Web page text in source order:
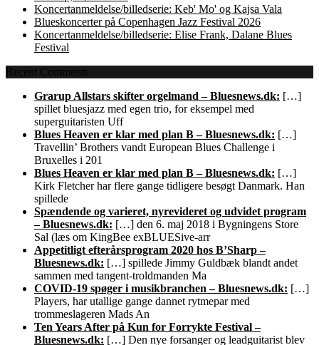
Koncertanmeldelse/billedserie: Keb' Mo' og Kajsa Vala
Blueskoncerter på Copenhagen Jazz Festival 2026
Koncertanmeldelse/billedserie: Elise Frank, Dalane Blues
Festival
Recent Comments
Grarup Allstars skifter orgelmand – Bluesnews.dk: […]
spillet bluesjazz med egen trio, for eksempel med
superguitaristen Uff
Blues Heaven er klar med plan B – Bluesnews.dk: […]
Travellin’ Brothers vandt European Blues Challenge i
Bruxelles i 201
Blues Heaven er klar med plan B – Bluesnews.dk: […]
Kirk Fletcher har flere gange tidligere besøgt Danmark. Han
spillede
Spændende og varieret, nyrevideret og udvidet program
– Bluesnews.dk: […] den 6. maj 2018 i Bygningens Store
Sal (læs om KingBee exBLUESive-arr
Appetitligt efterårsprogram 2020 hos B’Sharp –
Bluesnews.dk: […] spillede Jimmy Guldbæk blandt andet
sammen med tangent-troldmanden Ma
COVID-19 spøger i musikbranchen – Bluesnews.dk: […]
Players, har utallige gange dannet rytmepar med
trommeslageren Mads An
Ten Years After på Kun for Forrykte Festival –
Bluesnews.dk: […] Den nye forsanger og leadguitarist blev